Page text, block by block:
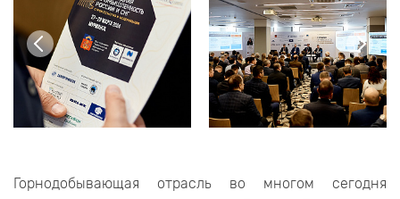
Горнодобывающая отрасль во многом сегодня